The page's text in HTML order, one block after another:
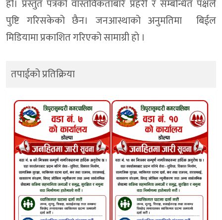
हो। प्रस्तुत पत्रको वास्तविकताबारे प्रहरी र सम्बन्धित पक्षले
पुष्टि गरिसकेको छैन। जनआस्थाको अनुमतिमा बिईल
मिडियामा प्रकाशित गरिएको सामाग्री हाे ।
तपाईको प्रतिक्रिया